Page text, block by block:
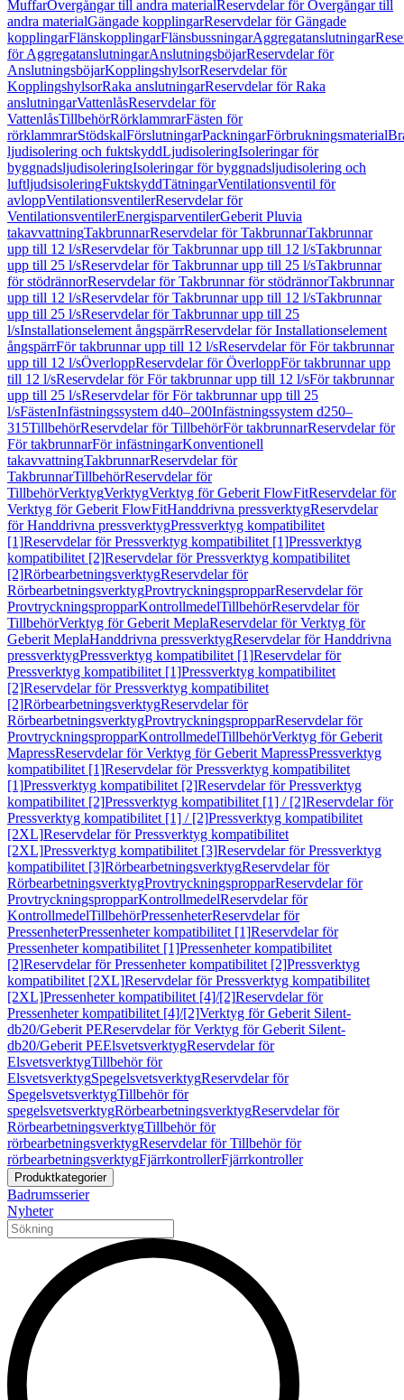
MuffarÖvergångar till andra materialReservdelar för Övergångar till
andra materialGängade kopplingarReservdelar för Gängade
kopplingarFlänskopplingarFlänsbussningarAggregatanslutningar
för AggregatanslutningarAnslutningsböjarReservdelar för
AnslutningsböjarKopplingshylsorReservdelar för
KopplingshylsorRaka anslutningarReservdelar för Raka
anslutningarVattenlåsReservdelar för
VattenlåsTillbehörRörklammrarFästen för
rörklammrarStödskalFörslutningarPackningarFörbrukningsmaterial
ljudisolering och fuktskyddLjudisoleringIsoleringar för
byggnadsljudisoleringIsoleringar för byggnadsljudisolering och
luftljudsisoleringFuktskyddTätningarVentilationsventil för
avloppVentilationsventilerReservdelar för
VentilationsventilerEnergisparventilerGeberit Pluvia
takavvattningTakbrunnarReservdelar för TakbrunnarTakbrunnar
upp till 12 l/sReservdelar för Takbrunnar upp till 12 l/sTakbrunnar
upp till 25 l/sReservdelar för Takbrunnar upp till 25 l/sTakbrunnar
för stödrännorReservdelar för Takbrunnar för stödrännorTakbrunnar
upp till 12 l/sReservdelar för Takbrunnar upp till 12 l/sTakbrunnar
upp till 25 l/sReservdelar för Takbrunnar upp till 25
l/sInstallationselement ångspärrReservdelar för Installationselement
ångspärrFör takbrunnar upp till 12 l/sReservdelar för För takbrunnar
upp till 12 l/sÖverloppReservdelar för ÖverloppFör takbrunnar upp
till 12 l/sReservdelar för För takbrunnar upp till 12 l/sFör takbrunnar
upp till 25 l/sReservdelar för För takbrunnar upp till 25
l/sFästenInfästningssystem d40–200Infästningssystem d250–
315TillbehörReservdelar för TillbehörFör takbrunnarReservdelar för
För takbrunnarFör infästningarKonventionell
takavvattningTakbrunnarReservdelar för
TakbrunnarTillbehörReservdelar för
TillbehörVerktygVerktygVerktyg för Geberit FlowFitReservdelar för
Verktyg för Geberit FlowFitHanddrivna pressverktygReservdelar
för Handdrivna pressverktygPressverktyg kompatibilitet
[1]Reservdelar för Pressverktyg kompatibilitet [1]Pressverktyg
kompatibilitet [2]Reservdelar för Pressverktyg kompatibilitet
[2]RörbearbetningsverktygReservdelar för
RörbearbetningsverktygProvtryckningspropparReservdelar för
ProvtryckningspropparKontrollmedelTillbehörReservdelar för
TillbehörVerktyg för Geberit MeplaReservdelar för Verktyg för
Geberit MeplaHanddrivna pressverktygReservdelar för Handdrivna
pressverktygPressverktyg kompatibilitet [1]Reservdelar för
Pressverktyg kompatibilitet [1]Pressverktyg kompatibilitet
[2]Reservdelar för Pressverktyg kompatibilitet
[2]RörbearbetningsverktygReservdelar för
RörbearbetningsverktygProvtryckningspropparReservdelar för
ProvtryckningspropparKontrollmedelTillbehörVerktyg för Geberit
MapressReservdelar för Verktyg för Geberit MapressPressverktyg
kompatibilitet [1]Reservdelar för Pressverktyg kompatibilitet
[1]Pressverktyg kompatibilitet [2]Reservdelar för Pressverktyg
kompatibilitet [2]Pressverktyg kompatibilitet [1] / [2]Reservdelar för
Pressverktyg kompatibilitet [1] / [2]Pressverktyg kompatibilitet
[2XL]Reservdelar för Pressverktyg kompatibilitet
[2XL]Pressverktyg kompatibilitet [3]Reservdelar för Pressverktyg
kompatibilitet [3]RörbearbetningsverktygReservdelar för
RörbearbetningsverktygProvtryckningspropparReservdelar för
ProvtryckningspropparKontrollmedelReservdelar för
KontrollmedelTillbehörPressenheterReservdelar för
PressenheterPressenheter kompatibilitet [1]Reservdelar för
Pressenheter kompatibilitet [1]Pressenheter kompatibilitet
[2]Reservdelar för Pressenheter kompatibilitet [2]Pressverktyg
kompatibilitet [2XL]Reservdelar för Pressverktyg kompatibilitet
[2XL]Pressenheter kompatibilitet [4]/[2]Reservdelar för
Pressenheter kompatibilitet [4]/[2]Verktyg för Geberit Silent-
db20/Geberit PEReservdelar för Verktyg för Geberit Silent-
db20/Geberit PEElsvetsverktygReservdelar för
ElsvetsverktygTillbehör för
ElsvetsverktygSpegelsvetsverktygReservdelar för
SpegelsvetsverktygTillbehör för
spegelsvetsverktygRörbearbetningsverktygReservdelar för
RörbearbetningsverktygTillbehör för
rörbearbetningsverktygReservdelar för Tillbehör för
rörbearbetningsverktygFjärrkontrollerFjärrkontroller
Produktkategorier
Badrumsserier
Nyheter